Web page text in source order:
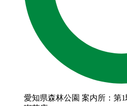
愛知県森林公園 案内所：第